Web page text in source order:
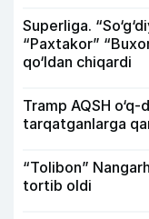
Superliga.
“Paxtakor”
qo‘ldan chiqardi
Tramp AQSH
tarqatganlarga
“Tolibon”
tortib oldi